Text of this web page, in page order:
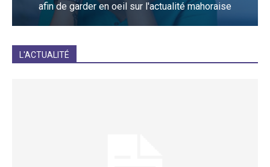
afin de garder en oeil sur l'actualité mahoraise
L'ACTUALITÉ